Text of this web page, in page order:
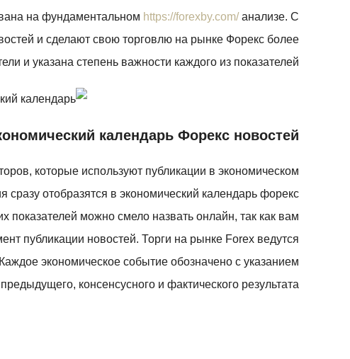
на фундаментальном https://forexby.com/анализе. С
и сделают свою торговлю на рынке Форекс более
и указана степень важности каждого из показателей.
календарь Форекс новостей
которые используют публикации в экономическом
сразу отобразятся в экономический календарь форекс
показателей можно смело назвать онлайн, так как вам
публикации новостей. Торги на рынке Forex ведутся
экономическое событие обозначено с указанием
консенсусного и фактического результата.